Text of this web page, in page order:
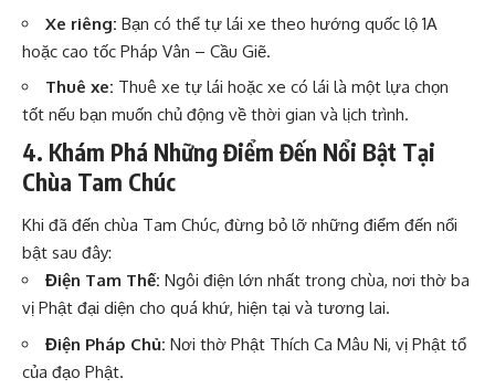
Xe riêng: Bạn có thể tự lái xe theo hướng quốc lộ 1A
hoặc cao tốc Pháp Vân – Cầu Giẽ.
Thuê xe: Thuê xe tự lái hoặc xe có lái là một lựa chọn
tốt nếu bạn muốn chủ động về thời gian và lịch trình.
4. Khám Phá Những Điểm Đến Nổi Bật Tại
Chùa Tam Chúc
Khi đã đến chùa Tam Chúc, đừng bỏ lỡ những điểm đến nổi
bật sau đây:
Điện Tam Thế: Ngôi điện lớn nhất trong chùa, nơi thờ ba
vị Phật đại diện cho quá khứ, hiện tại và tương lai.
Điện Pháp Chủ: Nơi thờ Phật Thích Ca Mâu Ni, vị Phật tổ
của đạo Phật.